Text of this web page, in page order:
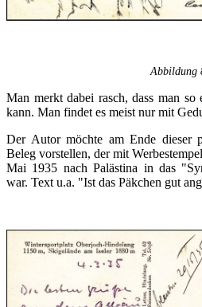
Abbildung
Man merkt dabei rasch, dass man so
kann. Man findet es meist nur mit
Der Autor möchte am Ende dieser
Beleg vorstellen, der mit
Mai 1935 nach Palästina in das
war. Text u.a. "Ist das Päkchen gut